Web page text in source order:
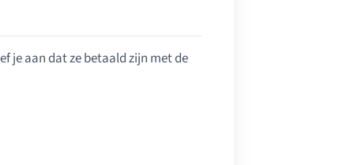
je aan dat ze betaald zijn met de